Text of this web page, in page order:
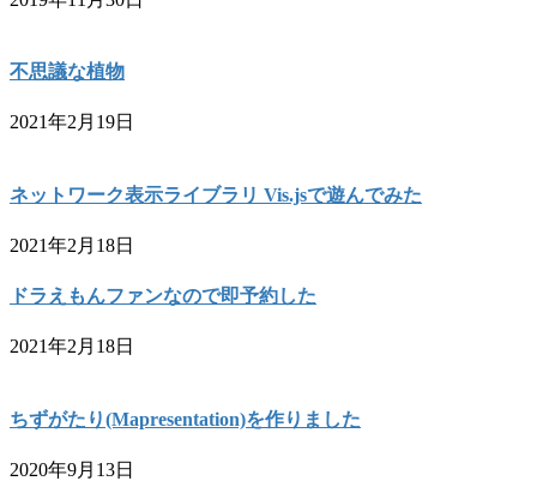
不思議な植物
2021年2月19日
ネットワーク表示ライブラリ Vis.jsで遊んでみた
2021年2月18日
ドラえもんファンなので即予約した
2021年2月18日
ちずがたり(Mapresentation)を作りました
2020年9月13日